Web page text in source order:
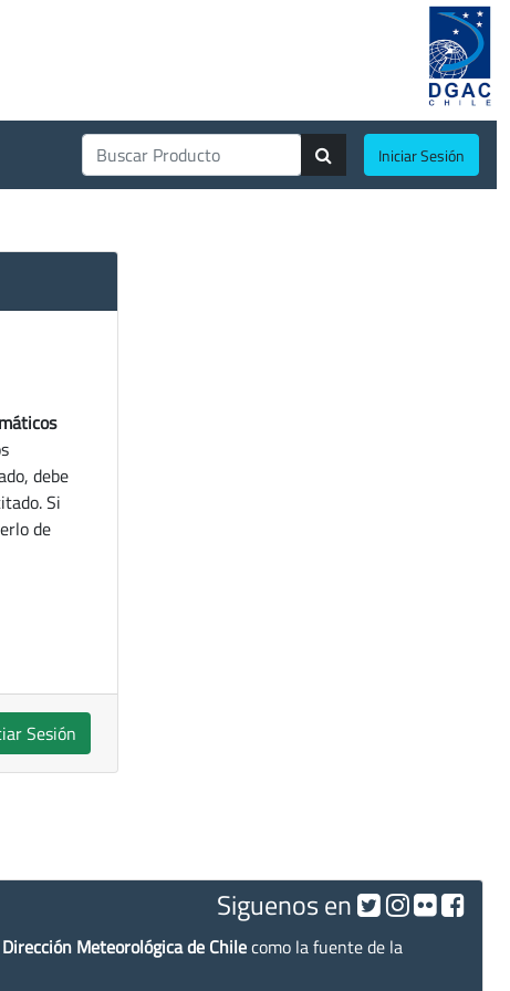
Iniciar Sesión
debe
Si
de
Sesión
Siguenos en
Dirección Meteorológica de Chilecomo la fuente de la